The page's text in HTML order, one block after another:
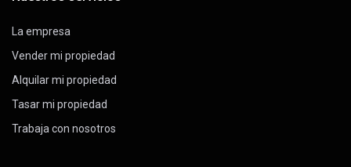
La empresa
Vender mi propiedad
Alquilar mi propiedad
Tasar mi propiedad
Trabaja con nosotros